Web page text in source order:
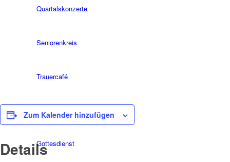
Quartalskonzerte
Seniorenkreis
Trauercafé
Termine
Gottesdienst
Zum Kalender hinzufügen
Details